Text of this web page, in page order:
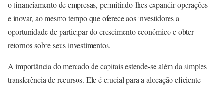
o financiamento de empresas, permitindo-lhes expandir operações
e inovar, ao mesmo tempo que oferece aos investidores a
oportunidade de participar do crescimento econômico e obter
retornos sobre seus investimentos.
A importância do mercado de capitais estende-se além da simples
transferência de recursos. Ele é crucial para a alocação eficiente